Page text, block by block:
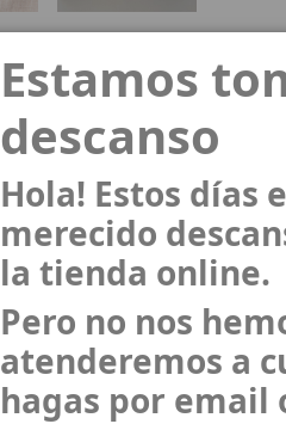
Estamos
descanso
Hola! Estos días
merecido
la tienda online.
Pero no nos
atenderemos a
hagas por email